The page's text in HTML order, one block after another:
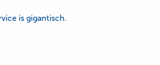
is gigantisch.